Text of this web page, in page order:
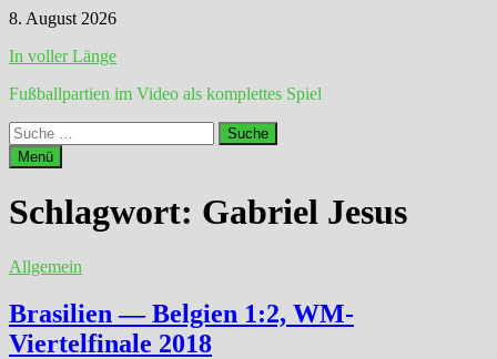
Zum
springen
8. August 2026
In voller Länge
Fußballpartien im Video als komplettes Spiel
Suche
nach:
Menü
Schlagwort: Gabriel Jesus
Allgemein
Brasilien — Belgien 1:2, WM-
Viertelfinale 2018